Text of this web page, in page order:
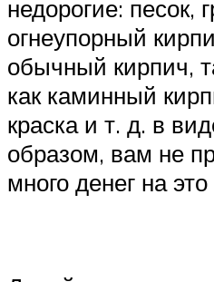
недорогие: песок,
огнеупорный
обычный кирпич,
как каминный
краска и т. д. в
образом, вам не
много денег на